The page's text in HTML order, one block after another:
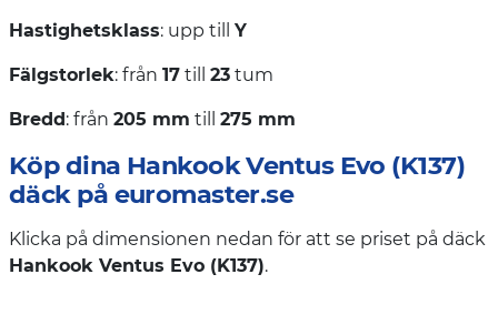
Hastighetsklass: upp till Y
Fälgstorlek: från 17 till 23 tum
Bredd: från 205 mm till 275 mm
Köp dina Hankook Ventus Evo (K137)
däck på euromaster.se
Klicka på dimensionen nedan för att se priset på däck
Hankook Ventus Evo (K137).